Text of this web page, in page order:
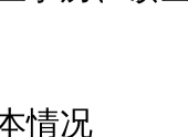
情况